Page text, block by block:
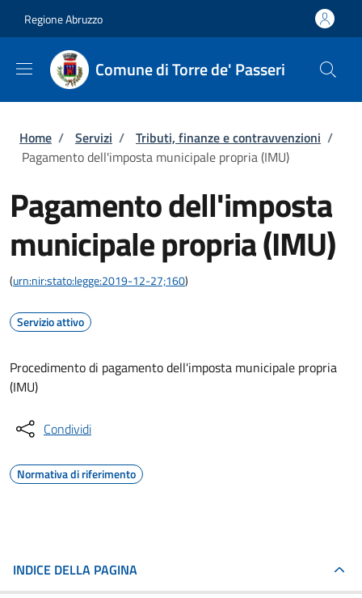
Regione Abruzzo
Comune di Torre de' Passeri
Briciole di pane
Home / Servizi / Tributi, finanze e contravvenzioni /
Pagamento dell'imposta municipale propria (IMU)
Pagamento dell'imposta
municipale propria (IMU)
(urn:nir:stato:legge:2019-12-27;160)
Servizio attivo
Procedimento di pagamento dell'imposta municipale propria
(IMU)
Condividi
Normativa di riferimento
INDICE DELLA PAGINA